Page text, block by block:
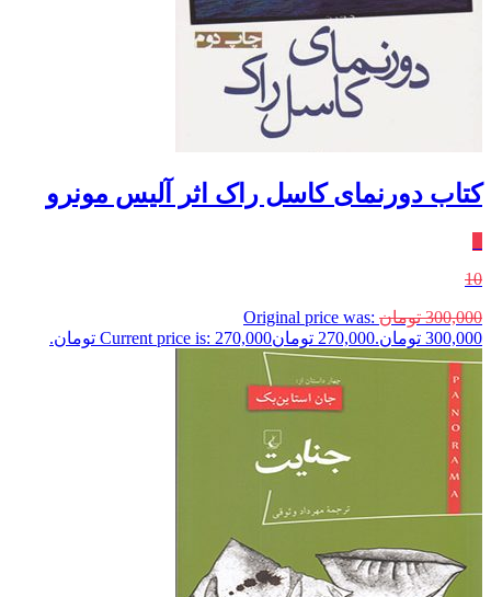
کتاب دورنمای کاسل راک اثر آلیس مونرو
10
300,000 تومان Original price was:
300,000 تومان.
270,000 تومانCurrent price is: 270,000 تومان.